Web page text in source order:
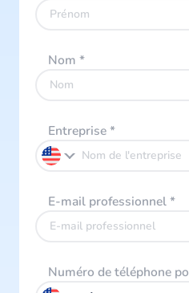
Nom *
Entreprise*
E-mail professionnel*
Numéro de téléphone